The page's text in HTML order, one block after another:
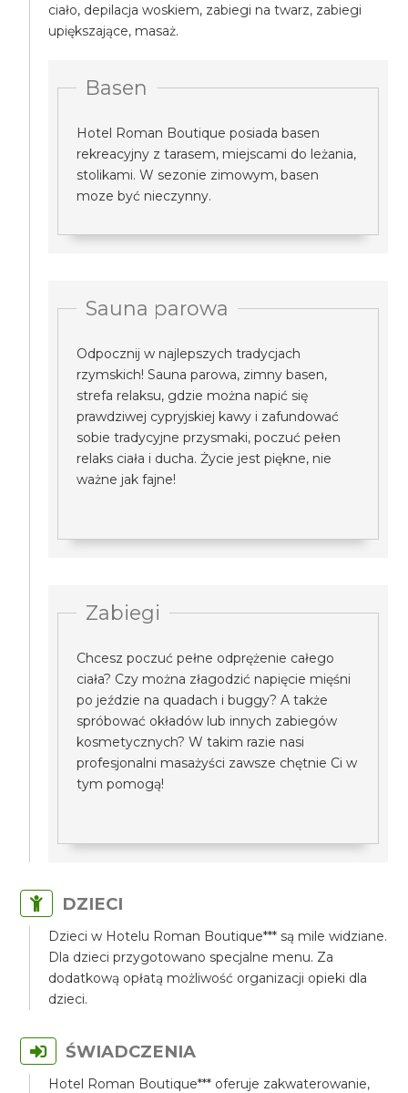
ciało, depilacja woskiem, zabiegi na twarz, zabiegi
upiększające, masaż.
Basen
Hotel Roman Boutique posiada basen
rekreacyjny z tarasem, miejscami do leżania,
stolikami. W sezonie zimowym, basen
moze być nieczynny.
Sauna parowa
Odpocznij w najlepszych tradycjach
rzymskich! Sauna parowa, zimny basen,
strefa relaksu, gdzie można napić się
prawdziwej cypryjskiej kawy i zafundować
sobie tradycyjne przysmaki, poczuć pełen
relaks ciała i ducha. Życie jest piękne, nie
ważne jak fajne!
Zabiegi
Chcesz poczuć pełne odprężenie całego
ciała? Czy można złagodzić napięcie mięśni
po jeździe na quadach i buggy? A także
spróbować okładów lub innych zabiegów
kosmetycznych? W takim razie nasi
profesjonalni masażyści zawsze chętnie Ci w
tym pomogą!
DZIECI
Dzieci w Hotelu Roman Boutique*** są mile widziane.
Dla dzieci przygotowano specjalne menu. Za
dodatkową opłatą możliwość organizacji opieki dla
dzieci.
ŚWIADCZENIA
Hotel Roman Boutique*** oferuje zakwaterowanie,